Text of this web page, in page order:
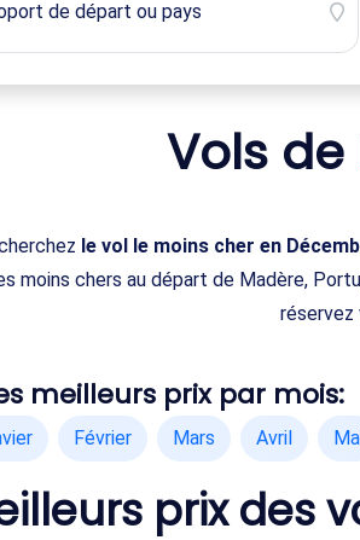
Vols de
le vol le moins cher en
moins chers au départ de Madère,
réservez
meilleurs prix par mois:
Février Mars Avril
prix des